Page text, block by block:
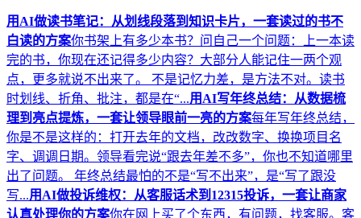
用AI做读书笔记：从划线段落到知识卡片，一套读过的书不
白读的方案你书架上有多少本书？问自己一个问题：上一本读
完的书，你现在还记得多少内容？大部分人能记住一两个观
点，更多就说不出来了。 不是记忆力差，是方法不对。读书
时划线、折角、批注，都是在“...用AI写年终总结：从数据梳
理到亮点提炼，一套让领导眼前一亮的方案每年写年终总结，
你是不是这样的：打开去年的文档，改改数字、换换项目名
字、调调日期。领导看完说“跟去年差不多”，你也不知道哪里
出了问题。 年终总结最怕的不是“写不出来”，是“写了跟没
写...用AI做投诉维权：从客服话术到12315投诉，一套让商家
认真处理你的方案你在网上买了个东西，有问题，找客服。客